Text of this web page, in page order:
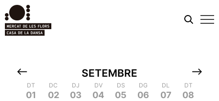
DC
19
DJ
20
DV
21
DS
22
DG
23
DL
24
DT
25
DC
26
DJ
10
DV
11
DS
12
DG
13
DL
14
DT
15
DC
16
DJ
17
SETEMBRE
DT
01
DC
02
DJ
03
DV
04
DS
05
DG
06
DL
07
DT
08